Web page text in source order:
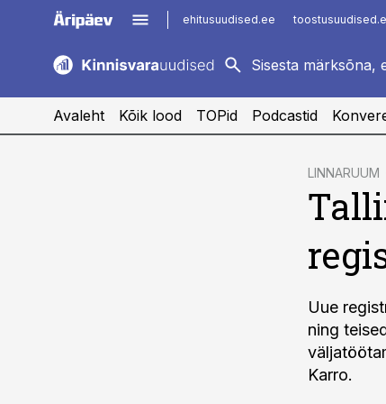
ehitusuudised.ee
kaubandus.ee
logistikauudised.ee
imelineajalugu.ee
Avaleht Kõik lood TOPid Podcastid
LINNARUUM
Uue
ning
Karro.